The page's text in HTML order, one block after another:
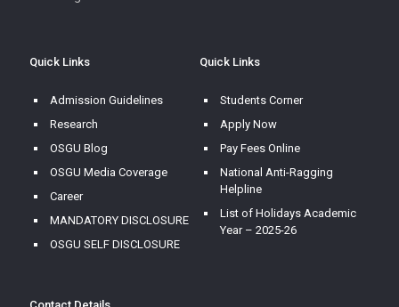
Quick Links
Admission Guidelines
Research
OSGU Blog
OSGU Media Coverage
Career
MANDATORY DISCLOSURE
OSGU SELF DISCLOSURE
Quick Links
Students Corner
Apply Now
Pay Fees Online
National Anti-Ragging
Helpline
List of Holidays Academic
Year – 2025-26